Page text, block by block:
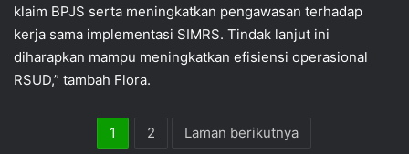
klaim BPJS serta meningkatkan pengawasan terhadap
kerja sama implementasi SIMRS. Tindak lanjut ini
diharapkan mampu meningkatkan efisiensi operasional
RSUD,” tambah Flora.
1 2 Laman berikutnya